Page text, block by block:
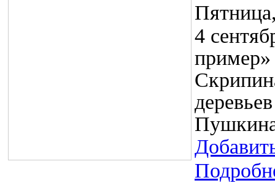
4